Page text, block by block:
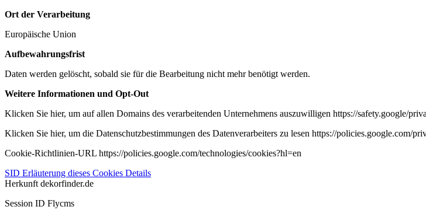
Ort der Verarbeitung
Europäische Union
Aufbewahrungsfrist
Daten werden gelöscht, sobald sie für die Bearbeitung nicht mehr benötigt werden.
Weitere Informationen und Opt-Out
Klicken Sie hier, um auf allen Domains des verarbeitenden Unternehmens auszuwilligen https://safety.google/
Klicken Sie hier, um die Datenschutzbestimmungen des Datenverarbeiters zu lesen https://policies.google.com/
Cookie-Richtlinien-URL https://policies.google.com/technologies/cookies?hl=en
SID Erläuterung dieses Cookies Details
Herkunft dekorfinder.de
Session ID Flycms